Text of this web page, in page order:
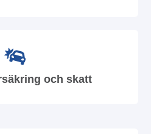
och skatt